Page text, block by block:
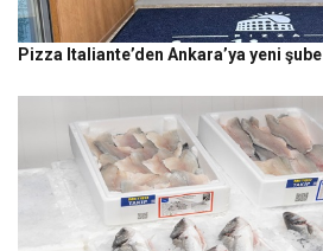
Pizza Italiante’den Ankara’ya yeni şube